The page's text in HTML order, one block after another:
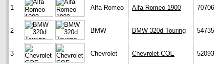
1 Alfa Romeo Alfa Romeo 1900 70706
2 BMW BMW 320d Touring 54735
3 Chevrolet Chevrolet COE 52093